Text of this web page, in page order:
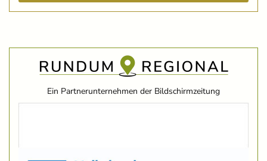
Ein Partnerunternehmen der Bildschirmzeitung